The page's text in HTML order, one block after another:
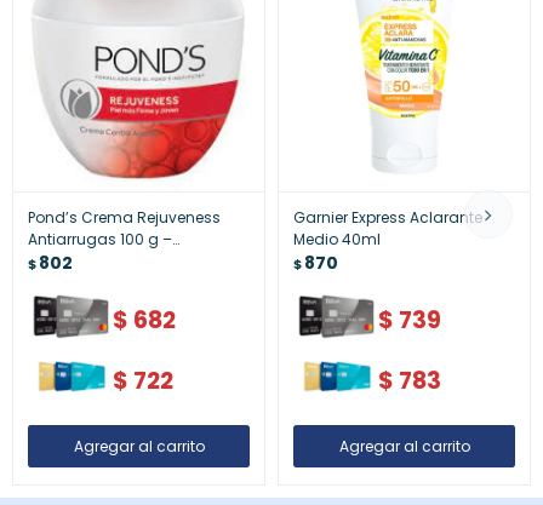
Pond’s Crema Rejuveness
Antiarrugas 100 g –
Reducción Visible de Líneas
$802
$ 682
$ 722
Garnier Express Aclarante
Medio 40ml
$870
$ 739
$ 783